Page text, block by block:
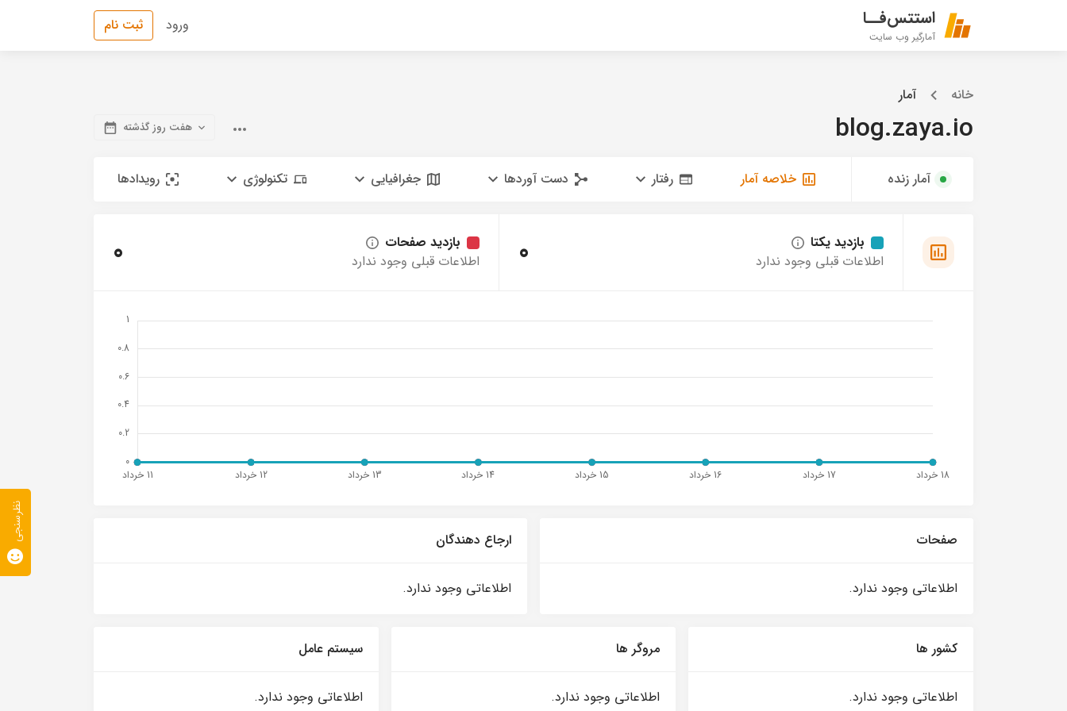
استتس‌فــا
آمارگیر وب سایت
ورود ثبت نام
خانه آمار
blog.zaya.io هفت روز گذشته
آمار زنده خلاصه آمار رفتار دست آوردها جغرافیایی تکنولوژی رویدادها
بازدید یکتا
اطلاعات قبلی وجود ندارد
0
بازدید صفحات
اطلاعات قبلی وجود ندارد
0
صفحات
اطلاعاتی وجود ندارد.
ارجاع دهندگان
اطلاعاتی وجود ندارد.
کشور ها
اطلاعاتی وجود ندارد.
مروگر ها
اطلاعاتی وجود ندارد.
سیستم عامل
اطلاعاتی وجود ندارد.
نظرسنجی